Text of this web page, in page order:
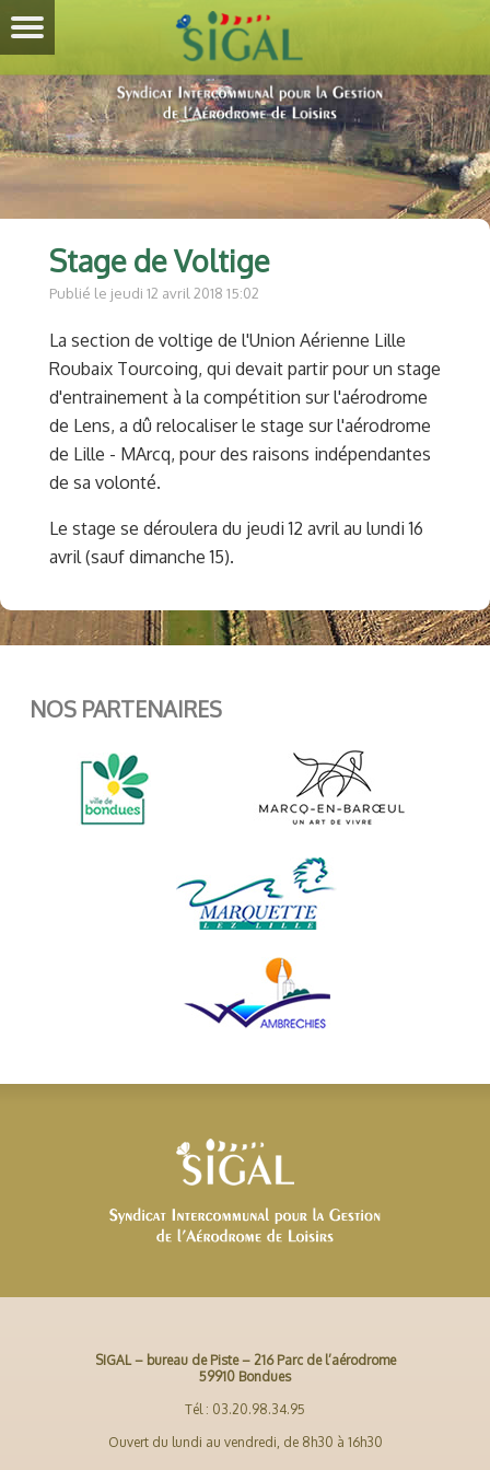
Stage de Voltige
Publié le jeudi 12 avril 2018 15:02
La section de voltige de l'Union Aérienne Lille
Roubaix Tourcoing, qui devait partir pour un stage
d'entrainement à la compétition sur l'aérodrome
de Lens, a dû relocaliser le stage sur l'aérodrome
de Lille - MArcq, pour des raisons indépendantes
de sa volonté.
Le stage se déroulera du jeudi 12 avril au lundi 16
avril (sauf dimanche 15).
NOS PARTENAIRES
SIGAL – bureau de Piste – 216 Parc de l’aérodrome
59910 Bondues
Tél : 03.20.98.34.95
Ouvert du lundi au vendredi, de 8h30 à 16h30